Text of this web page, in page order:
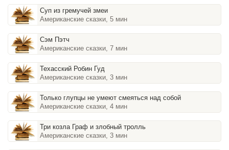
Суп из гремучей змеи
Американские сказки, 5 мин
Сэм Пэтч
Американские сказки, 7 мин
Техасский Робин Гуд
Американские сказки, 3 мин
Только глупцы не умеют смеяться над собой
Американские сказки, 4 мин
Три козла Граф и злобный тролль
Американские сказки, 3 мин